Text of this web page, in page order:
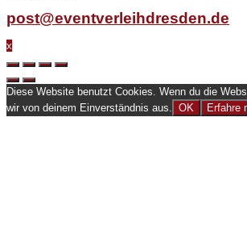
post@eventverleihdresden.de
x
Diese Website benutzt Cookies. Wenn du die
wir von deinem Einverständnis aus. OK Erfahre